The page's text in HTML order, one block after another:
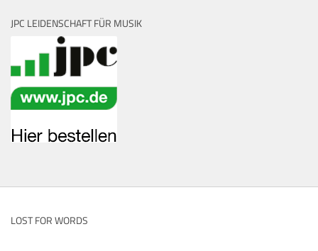
JPC LEIDENSCHAFT FÜR MUSIK
LOST FOR WORDS